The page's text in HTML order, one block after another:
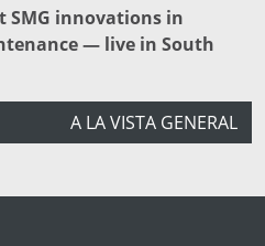
SMG innovations in
— live in South
A LA VISTA GENERAL